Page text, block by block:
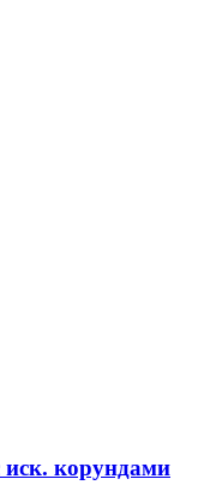
корундами